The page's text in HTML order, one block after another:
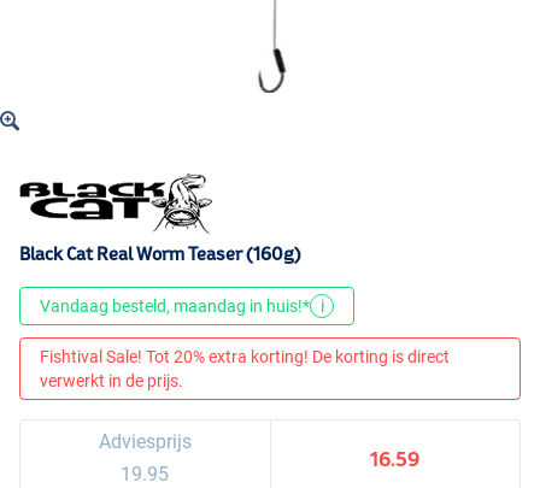
Black Cat Real Worm Teaser (160g)
Vandaag besteld, maandag in huis!* i
Fishtival Sale! Tot 20% extra korting! De korting is direct
verwerkt in de prijs.
Adviesprijs
19.95
16.59